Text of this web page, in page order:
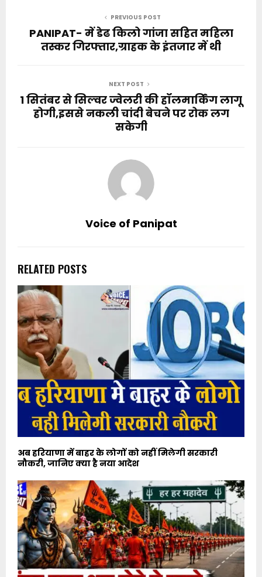
PREVIOUS POST
PANIPAT- में डेढ किलो गांजा सहित महिला
तस्कर गिरफ्तार,ग्राहक के इंतजार में थी
NEXT POST
1 सितंबर से सिल्वर ज्वेलरी की हॉलमार्किंग लागू
होगी,इससे नकली चांदी बेचने पर रोक लग
सकेगी
Voice of Panipat
RELATED POSTS
अब हरियाणा में बाहर के लोगों को नहीं मिलेगी सरकारी
नौकरी, जानिए क्या है नया आदेश